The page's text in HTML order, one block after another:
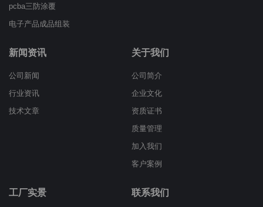
pcba三防涂覆
电子产品成品组装
新闻资讯
公司新闻
行业资讯
技术文章
关于我们
公司简介
企业文化
资质证书
质量管理
加入我们
客户案例
工厂实景 联系我们